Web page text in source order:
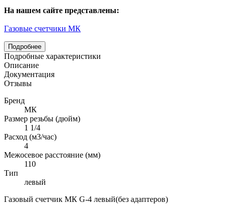
На нашем сайте представлены:
Газовые счетчики МК
Подробнее
Подробные характеристики
Описание
Документация
Отзывы
Бренд
МК
Размер резьбы (дюйм)
1 1/4
Расход (м3/час)
4
Межосевое расстояние (мм)
110
Тип
левый
Газовый счетчик МК G-4 левый(без адаптеров)